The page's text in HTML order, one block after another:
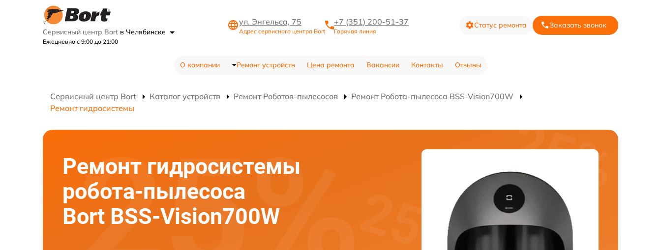
Сервисный центр Bort в Челябинске
Ежедневно с 9:00 до 21:00
ул. Энгельса, 75
Адрес сервисного центра Bort
+7 (351) 200-51-37
Горячая линия
Статус ремонта Заказать звонок
О компании Ремонт устройств Цена ремонта Вакансии Контакты Отзывы
Сервисный центр Bort Каталог устройств Ремонт Роботов-пылесосов
Ремонт Робота-пылесоса BSS-Vision700W
Ремонт гидросистемы
Ремонт гидросистемы
робота-пылесоса
Bort BSS-Vision700W